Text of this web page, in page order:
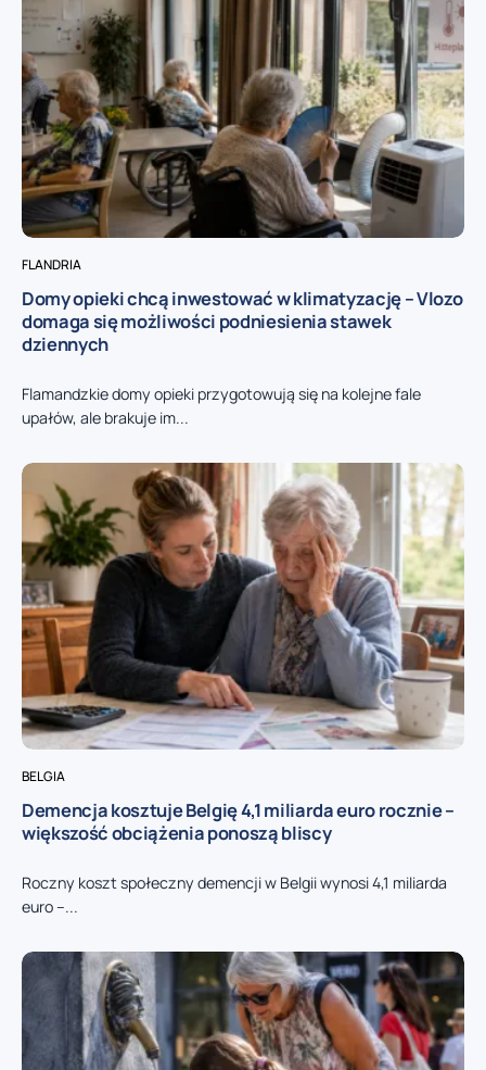
FLANDRIA
Domy opieki chcą inwestować w klimatyzację – Vlozo
domaga się możliwości podniesienia stawek
dziennych
Flamandzkie domy opieki przygotowują się na kolejne fale
upałów, ale brakuje im...
BELGIA
Demencja kosztuje Belgię 4,1 miliarda euro rocznie –
większość obciążenia ponoszą bliscy
Roczny koszt społeczny demencji w Belgii wynosi 4,1 miliarda
euro –...